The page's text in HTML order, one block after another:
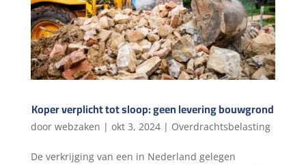
Koper verplicht tot sloop: geen levering bouwgrond
door webzaken | okt 3, 2024| Overdrachtsbelasting
De verkrijging van een in Nederland gelegen